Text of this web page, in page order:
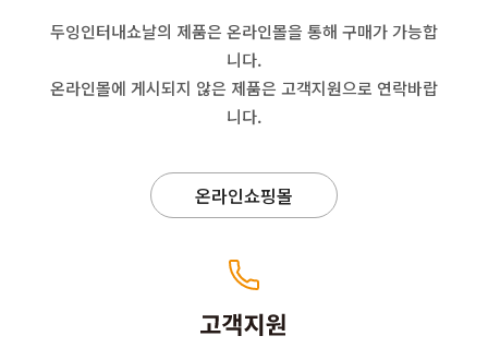
두잉인터내쇼날의 제품은 온라인몰을 통해 구매가 가능합
니다.
온라인몰에 게시되지 않은 제품은 고객지원으로 연락바랍
니다.
온라인쇼핑몰